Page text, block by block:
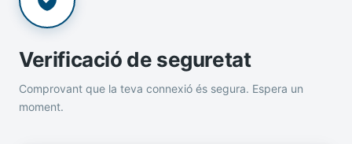
Verificació de seguretat
Comprovant que la teva connexió és segura. Espera un
moment.